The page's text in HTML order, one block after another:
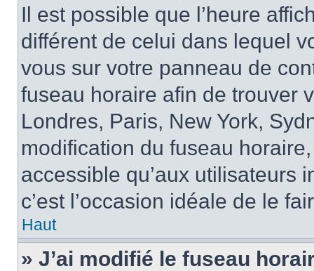
Il est possible que l’heure
différent de celui dans lequel
vous sur votre panneau de
fuseau horaire afin de trouver
Londres, Paris, New York,
modification du fuseau
accessible qu’aux utilisateurs
c’est l’occasion idéale de le
Haut
» J’ai modifié le fuseau